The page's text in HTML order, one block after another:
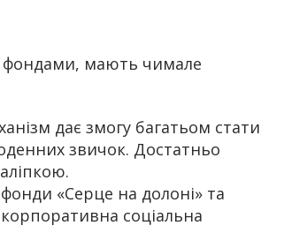
фондами, мають чимале
дає змогу багатьом стати
звичок. Достатньо
«Серце на долоні» та
соціальна